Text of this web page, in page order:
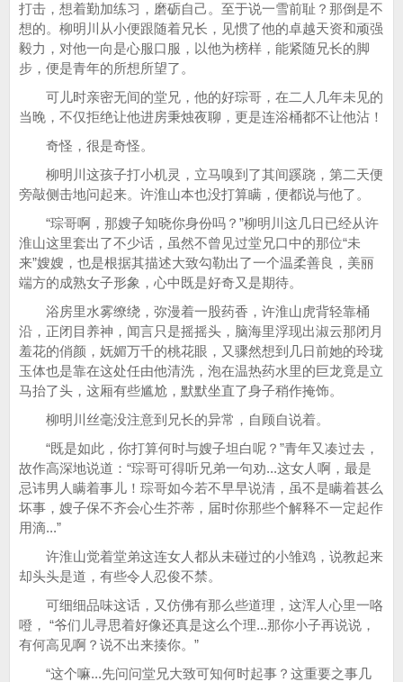
打击，想着勤加练习，磨砺自己。至于说一雪前耻？那倒是不
想的。柳明川从小便跟随着兄长，见惯了他的卓越天资和顽强
毅力，对他一向是心服口服，以他为榜样，能紧随兄长的脚
步，便是青年的所想所望了。
可儿时亲密无间的堂兄，他的好琮哥，在二人几年未见的
当晚，不仅拒绝让他进房秉烛夜聊，更是连浴桶都不让他沾！
奇怪，很是奇怪。
柳明川这孩子打小机灵，立马嗅到了其间蹊跷，第二天便
旁敲侧击地问起来。许淮山本也没打算瞒，便都说与他了。
“琮哥啊，那嫂子知晓你身份吗？”柳明川这几日已经从许
淮山这里套出了不少话，虽然不曾见过堂兄口中的那位“未
来”嫂嫂，也是根据其描述大致勾勒出了一个温柔善良，美丽
端方的成熟女子形象，心中既是好奇又是期待。
浴房里水雾缭绕，弥漫着一股药香，许淮山虎背轻靠桶
沿，正闭目养神，闻言只是摇摇头，脑海里浮现出淑云那闭月
羞花的俏颜，妩媚万千的桃花眼，又骤然想到几日前她的玲珑
玉体也是靠在这处任由他清洗，泡在温热药水里的巨龙竟是立
马抬了头，这厢有些尴尬，默默坐直了身子稍作掩饰。
柳明川丝毫没注意到兄长的异常，自顾自说着。
“既是如此，你打算何时与嫂子坦白呢？”青年又凑过去，
故作高深地说道：“琮哥可得听兄弟一句劝...这女人啊，最是
忌讳男人瞒着事儿！琮哥如今若不早早说清，虽不是瞒着甚么
坏事，嫂子保不齐会心生芥蒂，届时你那些个解释不一定起作
用滴...”
许淮山觉着堂弟这连女人都从未碰过的小雏鸡，说教起来
却头头是道，有些令人忍俊不禁。
可细细品味这话，又仿佛有那么些道理，这浑人心里一咯
噔， “爷们儿寻思着好像还真是这么个理...那你小子再说说，
有何高见啊？说不出来揍你。”
“这个嘛...先问问堂兄大致可知何时起事？这重要之事几